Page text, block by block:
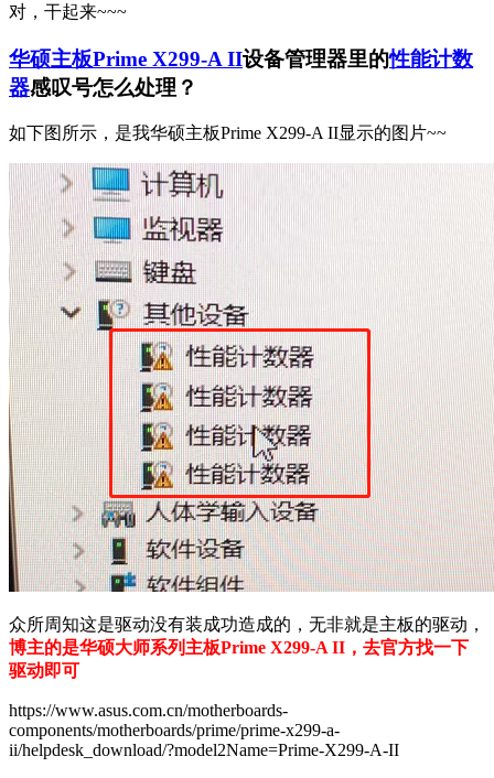
对，干起来~~~
华硕主板Prime X299-A II设备管理器里的性能计数
器感叹号怎么处理？
如下图所示，是我华硕主板Prime X299-A II显示的图片~~
众所周知这是驱动没有装成功造成的，无非就是主板的驱动，
博主的是华硕大师系列主板Prime X299-A II，去官方找一下
驱动即可
https://www.asus.com.cn/motherboards-
components/motherboards/prime/prime-x299-a-
ii/helpdesk_download/?model2Name=Prime-X299-A-II